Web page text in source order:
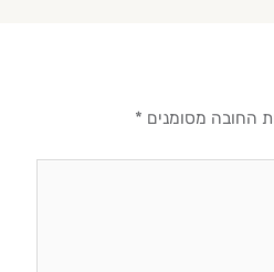
החובה מסומנים *